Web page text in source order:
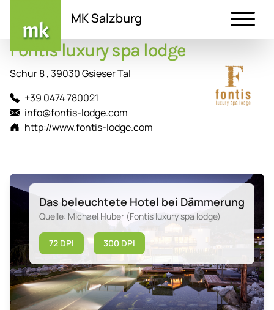
Inhalt
MK Salzburg
Fontis luxury spa lodge
Schur 8 , 39030 Gsieser Tal
+39 0474 780021
info@fontis-lodge.com
http://www.fontis-lodge.com
Das beleuchtete Hotel bei Dämmerung
Quelle: Michael Huber (Fontis luxury spa lodge)
72 DPI 300 DPI